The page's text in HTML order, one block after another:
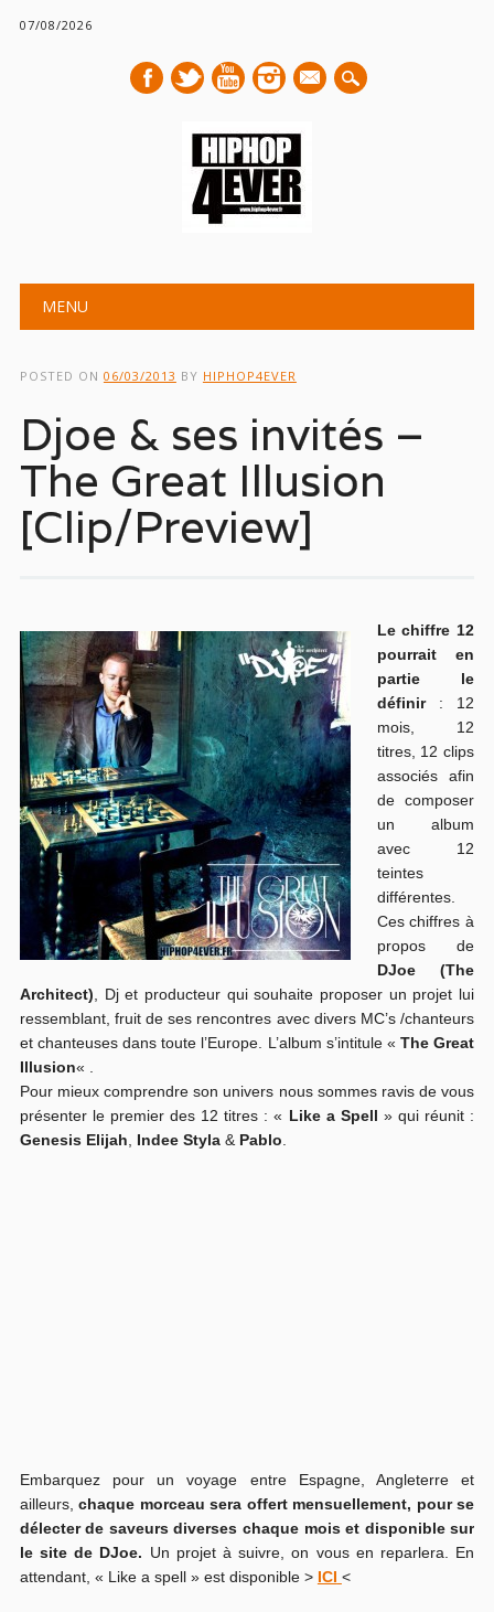
07/08/2026
mail
Main menu
MENU
POSTED ON 06/03/2013 BY HIPHOP4EVER
Djoe & ses invités –
The Great Illusion
[Clip/Preview]
Le chiffre 12
pourrait en
partie le
définir: 12
mois, 12
titres, 12 clips
associés afin
de composer
un album
avec 12
teintes
différentes.
Ces chiffres à
propos de
DJoe (The
Architect) , Dj et producteur qui souhaite proposer un projet lui
ressemblant, fruit de ses rencontres avec divers MC’s /chanteurs
et chanteuses dans toute l’Europe. L’album s’intitule « The Great
Illusion« .
Pour mieux comprendre son univers nous sommes ravis de vous
présenter le premier des 12 titres : « Like a Spell » qui réunit :
Genesis Elijah
Indee Styla& Pablo
Embarquez pour un voyage entre Espagne, Angleterre et
ailleurs,chaque morceau sera offert mensuellement, pour se
délecter de saveurs diverses chaque mois et disponible sur
le site de DJoe. Un projet à suivre, on vous en reparlera. En
attendant, « Like a spell » est disponible > ICI <